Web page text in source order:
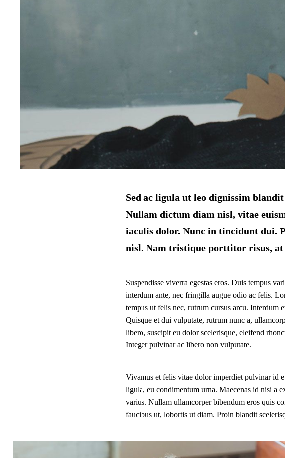
Sed ac ligula ut leo dignissim
Nullam dictum diam nisl, vitae
iaculis dolor. Nunc in tincidunt dui.
nisl. Nam tristique porttitor risus,
Suspendisse viverra egestas eros. Duis tempus
interdum ante, nec fringilla augue odio ac felis.
tempus ut felis nec, rutrum cursus arcu. Interdum
Quisque et dui vulputate, rutrum nunc a,
libero, suscipit eu dolor scelerisque, eleifend
Integer pulvinar ac libero non vulputate.
Vivamus et felis vitae dolor imperdiet pulvinar id
ligula, eu condimentum urna. Maecenas id nisi a
varius. Nullam ullamcorper bibendum eros quis
faucibus ut, lobortis ut diam. Proin blandit